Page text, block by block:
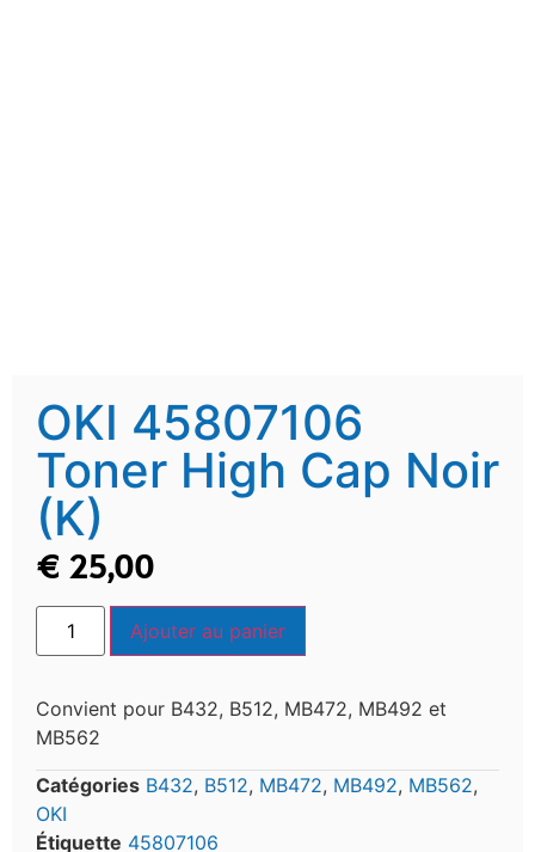
OKI 45807106
Toner High Cap Noir
(K)
€ 25,00
Ajouter au panier
Convient pour B432, B512, MB472, MB492 et
MB562
Catégories B432, B512, MB472, MB492, MB562,
OKI
Étiquette 45807106